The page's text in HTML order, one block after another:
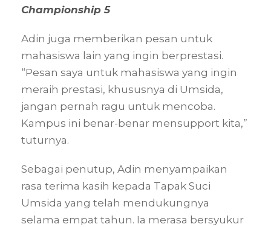
Championship 5
Adin juga memberikan pesan untuk
mahasiswa lain yang ingin berprestasi.
“Pesan saya untuk mahasiswa yang ingin
meraih prestasi, khususnya di Umsida,
jangan pernah ragu untuk mencoba.
Kampus ini benar-benar mensupport kita,”
tuturnya.
Sebagai penutup, Adin menyampaikan
rasa terima kasih kepada Tapak Suci
Umsida yang telah mendukungnya
selama empat tahun. Ia merasa bersyukur